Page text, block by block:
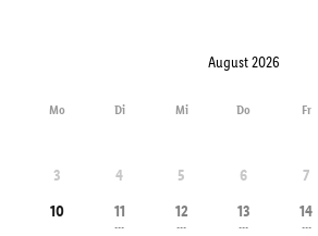
August 2026
Mo Di Mi Do Fr
3
4 5 6 7
10
11
---
12
---
13
---
14
---